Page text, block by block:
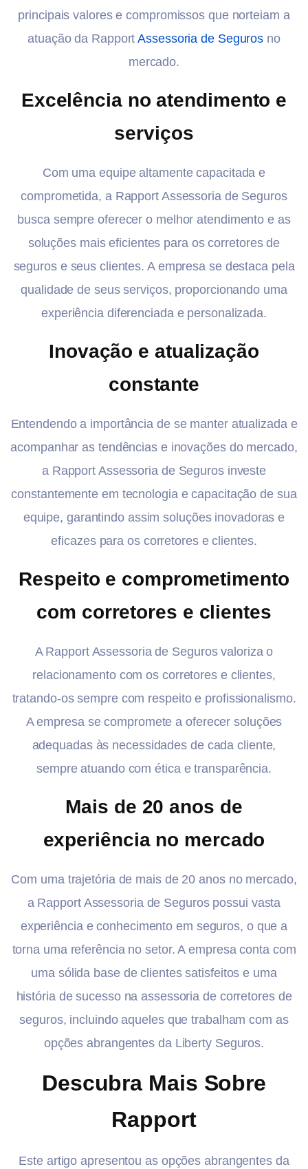
principais valores e compromissos que norteiam a
atuação da RapportAssessoria de Seguros no
mercado.
Excelência no atendimento e
serviços
Com uma equipe altamente capacitada e
comprometida, a Rapport Assessoria de Seguros
busca sempre oferecer o melhor atendimento e as
soluções mais eficientes para os corretores de
seguros e seus clientes. A empresa se destaca pela
qualidade de seus serviços, proporcionando uma
experiência diferenciada e personalizada.
Inovação e atualização
constante
Entendendo a importância de se manter atualizada e
acompanhar as tendências e inovações do mercado,
a Rapport Assessoria de Seguros investe
constantemente em tecnologia e capacitação de sua
equipe, garantindo assim soluções inovadoras e
eficazes para os corretores e clientes.
Respeito e comprometimento
com corretores e clientes
A Rapport Assessoria de Seguros valoriza o
relacionamento com os corretores e clientes,
tratando-os sempre com respeito e profissionalismo.
A empresa se compromete a oferecer soluções
adequadas às necessidades de cada cliente,
sempre atuando com ética e transparência.
Mais de 20 anos de
experiência no mercado
Com uma trajetória de mais de 20 anos no mercado,
a Rapport Assessoria de Seguros possui vasta
experiência e conhecimento em seguros, o que a
torna uma referência no setor. A empresa conta com
uma sólida base de clientes satisfeitos e uma
história de sucesso na assessoria de corretores de
seguros, incluindo aqueles que trabalham com as
opções abrangentes da Liberty Seguros.
Descubra Mais Sobre
Rapport
Este artigo apresentou as opções abrangentes da